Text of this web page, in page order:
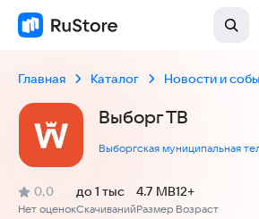
Главная Каталог Новости и
Выборг ТВ
Выборгская муниципальная
Рейтинг:
0,0
(
Нет оценок
)
Скачиваний
до 1 тыс
Размер
4.7 MB
Возраст
12+